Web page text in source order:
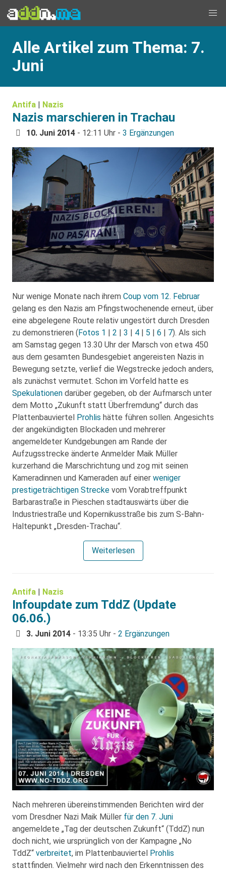
Alle Artikel zum Thema: 7.
Juni
Antifa | Nazis
Nazis marschieren in Trachau
10. Juni 2014 - 12:11 Uhr - 3 Ergänzungen
Nur wenige Monate nach ihrem Coup vom 12. Februar
gelang es den Nazis am Pfingstwochenende erneut, über
eine abgelegene Route relativ ungestört durch Dresden
zu demonstrieren (Fotos 1 | 2 | 3 | 4 | 5 | 6 | 7). Als sich
am Samstag gegen 13.30 Uhr der Marsch von etwa 450
aus dem gesamten Bundesgebiet angereisten Nazis in
Bewegung setzte, verlief die Wegstrecke jedoch anders,
als zunächst vermutet. Schon im Vorfeld hatte es
Spekulationen darüber gegeben, ob der Aufmarsch unter
dem Motto „Zukunft statt Überfremdung“ durch das
Plattenbauviertel Prohlis hätte führen sollen. Angesichts
der angekündigten Blockaden und mehrerer
angemeldeter Kundgebungen am Rande der
Aufzugsstrecke änderte Anmelder Maik Müller
kurzerhand die Marschrichtung und zog mit seinen
Kameradinnen und Kameraden auf einer weniger
prestigeträchtigen Strecke vom Vorabtreffpunkt
Barbarastraße in Pieschen stadtauswärts über die
Industriestraße und Kopernikusstraße bis zum S-Bahn-
Haltepunkt „Dresden-Trachau“.
Weiterlesen
Antifa | Nazis
Infoupdate zum TddZ (Update
06.06.)
3. Juni 2014 - 13:35 Uhr - 2 Ergänzungen
Nach mehreren übereinstimmenden Berichten wird der
vom Dresdner Nazi Maik Müller für den 7. Juni
angemeldete „Tag der deutschen Zukunft“ (TddZ) nun
doch nicht, wie ursprünglich von der Kampagne „No
TddZ“ verbreitet, im Plattenbauviertel Prohlis
stattfinden. Vielmehr wird nach den Erkenntnissen des